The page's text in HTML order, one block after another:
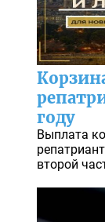
году
Выплата
второй